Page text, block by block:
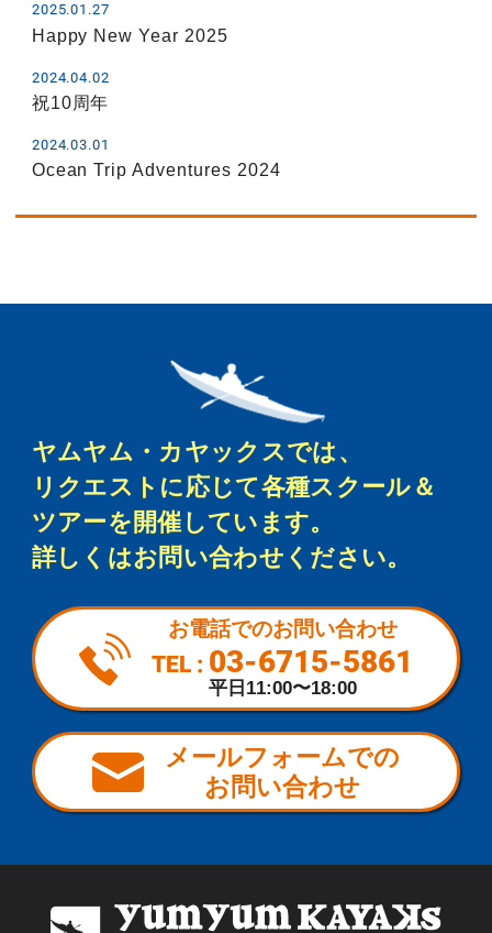
2025.01.27
Happy New Year 2025
2024.04.02
祝10周年
2024.03.01
Ocean Trip Adventures 2024
ヤムヤム・カヤックスでは、
リクエストに応じて各種スクール＆
ツアーを開催しています。
詳しくはお問い合わせください。
お電話でのお問い合わせ
TEL : 03-6715-5861
平日11:00〜18:00
メールフォームでの
お問い合わせ